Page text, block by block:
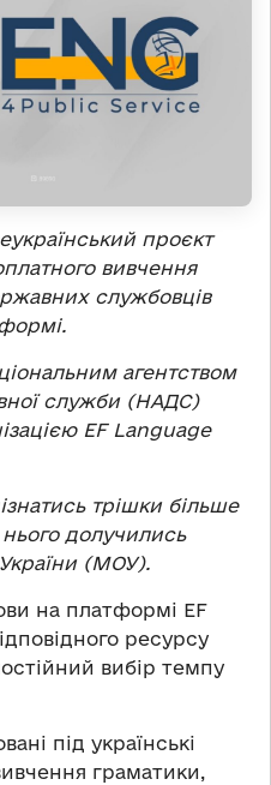
проєкт
вивчення
службовців
агентством
служби (НАДС)
EF Language
трішки більше
долучились
(МОУ).
на платформі EF
ресурсу
вибір темпу
під українські
граматики,